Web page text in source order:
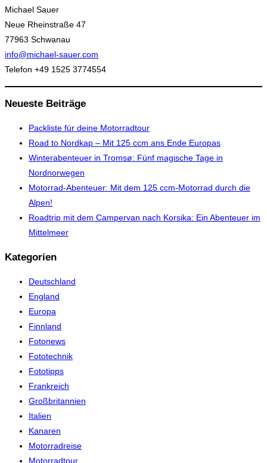
Michael Sauer
Neue Rheinstraße 47
77963 Schwanau
info@michael-sauer.com
Telefon +49 1525 3774554
Neueste Beiträge
Packliste für deine Motorradtour
Road to Nordkap – Mit 125 ccm ans Ende Europas
Winterabenteuer in Tromsø: Fünf magische Tage in
Nordnorwegen
Motorrad-Abenteuer: Mit dem 125 ccm-Motorrad durch die
Alpen!
Roadtrip mit dem Campervan nach Korsika: Ein Abenteuer im
Mittelmeer
Kategorien
Deutschland
England
Europa
Finnland
Fotonews
Fototechnik
Fototipps
Frankreich
Großbritannien
Italien
Kanaren
Motorradreise
Motorradtour